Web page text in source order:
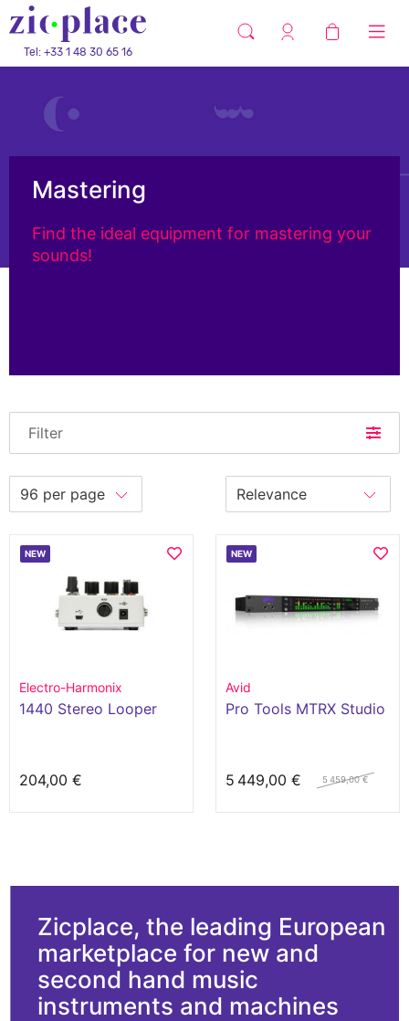
Tel: +33 1 48 30 65 16
Mastering
Find the ideal equipment for mastering your
sounds!
Filter
NEW
Electro-Harmonix
1440 Stereo Looper
204,00 €
NEW
Avid
Pro Tools MTRX Studio
5 449,00 € 5 459,00 €
Zicplace, the leading European
marketplace for new and
second hand music
instruments and machines